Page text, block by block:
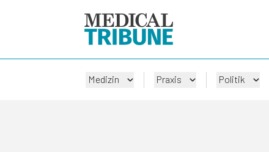
Medizin Praxis Politik